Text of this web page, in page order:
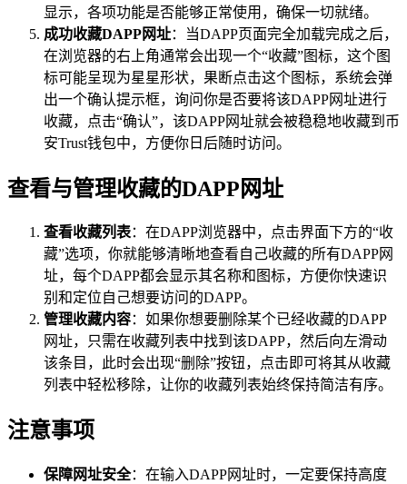
显示，各项功能是否能够正常使用，确保一切就绪。
成功收藏DAPP网址：当DAPP页面完全加载完成之后，
在浏览器的右上角通常会出现一个“收藏”图标，这个图
标可能呈现为星星形状，果断点击这个图标，系统会弹
出一个确认提示框，询问你是否要将该DAPP网址进行
收藏，点击“确认”，该DAPP网址就会被稳稳地收藏到币
安Trust钱包中，方便你日后随时访问。
查看与管理收藏的DAPP网址
查看收藏列表：在DAPP浏览器中，点击界面下方的“收
藏”选项，你就能够清晰地查看自己收藏的所有DAPP网
址，每个DAPP都会显示其名称和图标，方便你快速识
别和定位自己想要访问的DAPP。
管理收藏内容：如果你想要删除某个已经收藏的DAPP
网址，只需在收藏列表中找到该DAPP，然后向左滑动
该条目，此时会出现“删除”按钮，点击即可将其从收藏
列表中轻松移除，让你的收藏列表始终保持简洁有序。
注意事项
保障网址安全：在输入DAPP网址时，一定要保持高度